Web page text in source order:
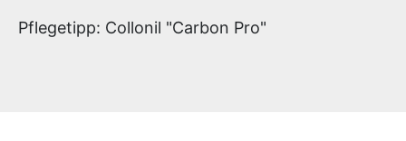
Pflegetipp: Collonil "Carbon Pro"